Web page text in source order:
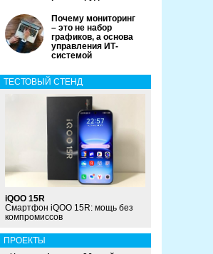
Почему мониторинг
– это не набор
графиков, а основа
управления ИТ-
системой
ТЕСТОВЫЙ СТЕНД
iQOO 15R
Смартфон iQOO 15R: мощь без
компромиссов
ПРОЕКТЫ